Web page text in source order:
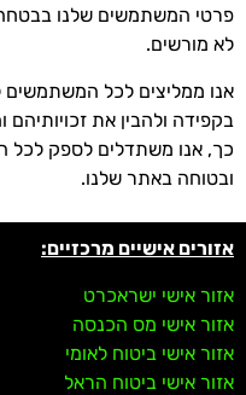
פרטי המשתמשים שלנו בבטחה
לא מורשים.
אנו ממליצים לכל המשתמשים
בקפידה ולהבין את
כך, אנו משתדלים לספק לכל
ובטוחה באתר שלנו.
אזורים אישיים מרכזיים:
אזור אישי ישראכרט
אזור אישי מס הכנסה
אזור אישי ביטוח לאומי
אזור אישי ביטוח הראל